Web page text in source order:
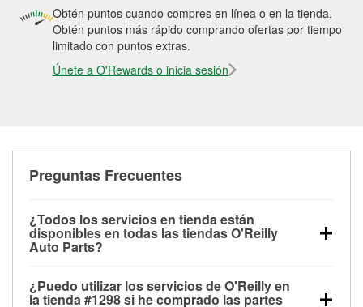
Obtén puntos cuando compres en línea o en la tienda.
Obtén puntos más rápido comprando ofertas por tiempo
limitado con puntos extras.
Únete a O'Rewards o inicia sesión
Preguntas Frecuentes
¿Todos los servicios en tienda están
disponibles en todas las tiendas O'Reilly
Auto Parts?
las pruebas de batería, pruebas de alternador y
¿Puedo utilizar los servicios de O'Reilly en
la tienda #1298 si he comprado las partes